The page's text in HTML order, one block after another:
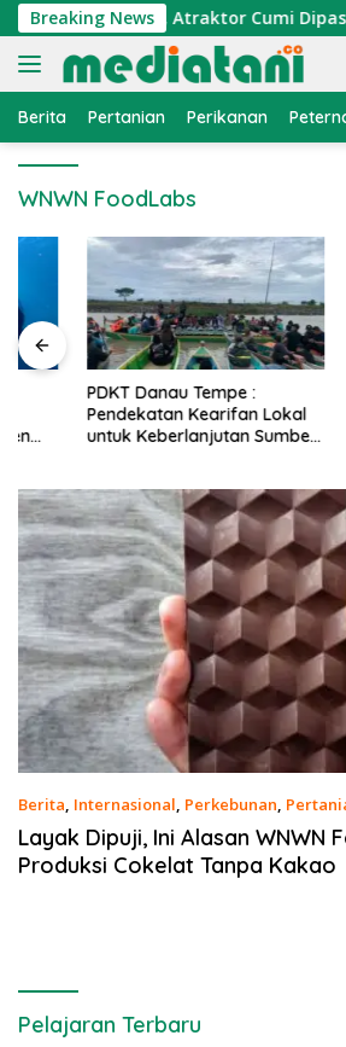
Langsung
ke
konten
Breaking News
Nelayan, Atraktor Cumi
Berita Pertanian Perikanan
WNWN FoodLabs
PDKT Danau Tempe :
Pendekatan Kearifan Lokal
untuk Keberlanjutan Sumber
Cara
PMK
Alami
Berita, Internasional, Perkebunan,
Layak Dipuji, Ini Alasan WNWN
Produksi Cokelat Tanpa Kakao
Pelajaran Terbaru